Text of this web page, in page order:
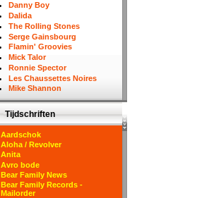
Danny Boy
Dalida
The Rolling Stones
Serge Gainsbourg
Flamin' Groovies
Mick Talor
Ronnie Spector
Les Chaussettes Noires
Mike Shannon
Tijdschriften
Aardschok
Aloha / Revolver
Anita
Avro bode
Bear Family News
Bear Family Records -
Mailorder